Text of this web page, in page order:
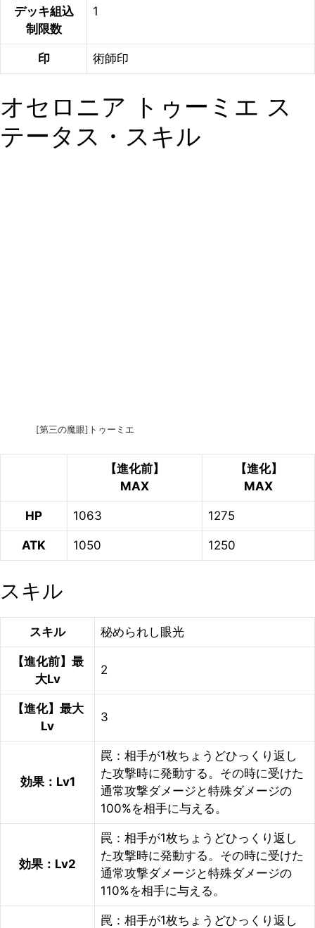
デッキ組込
制限数
1
印 術師印
オセロニア トゥーミエ ス
テータス・スキル
[第三の魔眼]トゥーミエ
【進化前】
MAX
【進化】
MAX
HP 1063 1275
ATK 1050 1250
スキル
スキル 秘められし眼光
【進化前】最
大Lv
2
【進化】最大
Lv
3
効果：Lv1
罠：相手が1枚ちょうどひっくり返し
た攻撃時に発動する。その時に受けた
通常攻撃ダメージと特殊ダメージの
100%を相手に与える。
効果：Lv2
罠：相手が1枚ちょうどひっくり返し
た攻撃時に発動する。その時に受けた
通常攻撃ダメージと特殊ダメージの
110%を相手に与える。
罠：相手が1枚ちょうどひっくり返し